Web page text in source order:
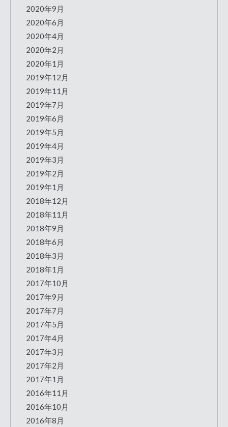
2020年9月
2020年6月
2020年4月
2020年2月
2020年1月
2019年12月
2019年11月
2019年7月
2019年6月
2019年5月
2019年4月
2019年3月
2019年2月
2019年1月
2018年12月
2018年11月
2018年9月
2018年6月
2018年3月
2018年1月
2017年10月
2017年9月
2017年7月
2017年5月
2017年4月
2017年3月
2017年2月
2017年1月
2016年11月
2016年10月
2016年8月